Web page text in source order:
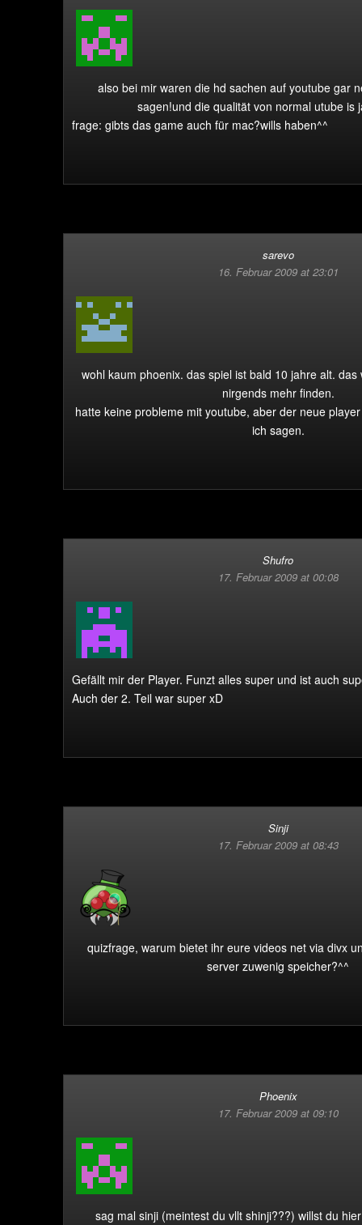
also bei mir waren die hd sachen auf youtube gar
sagen!und die qualität von normal utube is
frage: gibts das game auch für mac?wills haben^^
sarevo
16. Februar 2009 at 23:01
wohl kaum phoenix. das spiel ist bald 10 jahre alt.
nirgends mehr finden.
hatte keine probleme mit youtube, aber der neue
ich sagen.
Shufro
17. Februar 2009 at 00:08
Gefällt mir der Player. Funzt alles super und ist auch
Auch der 2. Teil war super xD
Sinji
17. Februar 2009 at 08:43
quizfrage, warum bietet ihr eure videos net via divx
server zuwenig speicher?^^
Phoenix
17. Februar 2009 at 09:10
sag mal sinji (meintest du vllt shinji???) willst du